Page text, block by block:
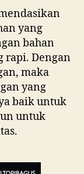
yang
bahan
rapi. Dengan
maka
yang
baik untuk
untuk